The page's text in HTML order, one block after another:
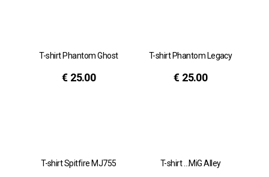
T-shirt Phantom Ghost
€ 25.00
T-shirt Phantom Legacy
€ 25.00
T-shirt Spitfire MJ755 T-shirt …MiG Alley